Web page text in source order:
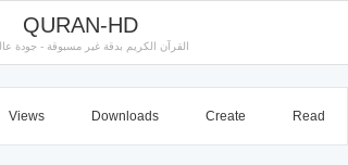
QURAN-HD
القرآن الكريم بدقة غير مسبوقة - جودة
Views Downloads Create Read